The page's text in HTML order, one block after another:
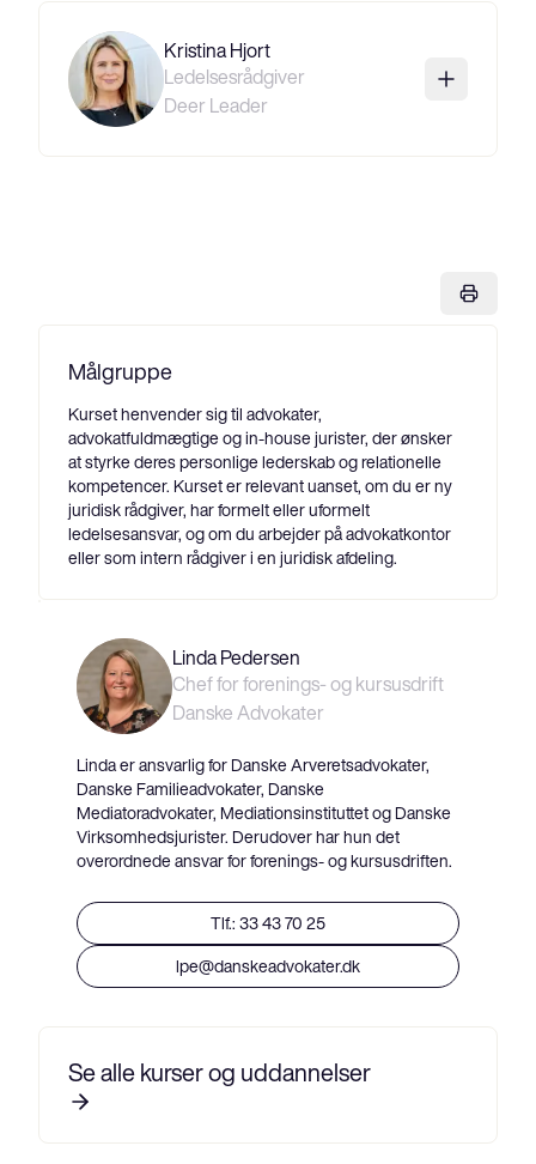
Kristina Hjort
Ledelsesrådgiver
Deer Leader
Målgruppe
Kurset henvender sig til advokater,
advokatfuldmægtige og in-house jurister, der ønsker
at styrke deres personlige lederskab og relationelle
kompetencer. Kurset er relevant uanset, om du er ny
juridisk rådgiver, har formelt eller uformelt
ledelsesansvar, og om du arbejder på advokatkontor
eller som intern rådgiver i en juridisk afdeling.
Linda Pedersen
Chef for forenings- og kursusdrift
Danske Advokater
Linda er ansvarlig for Danske Arveretsadvokater,
Danske Familieadvokater, Danske
Mediatoradvokater, Mediationsinstituttet og Danske
Virksomhedsjurister. Derudover har hun det
overordnede ansvar for forenings- og kursusdriften.
Tlf.: 33 43 70 25
lpe@danskeadvokater.dk
Se alle kurser og uddannelser